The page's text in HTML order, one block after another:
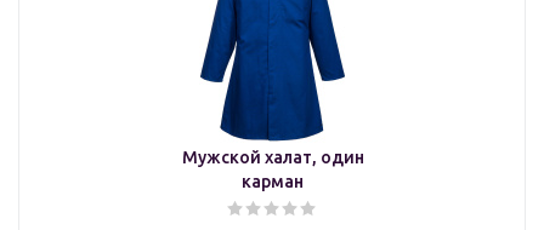
Мужской халат, один
карман